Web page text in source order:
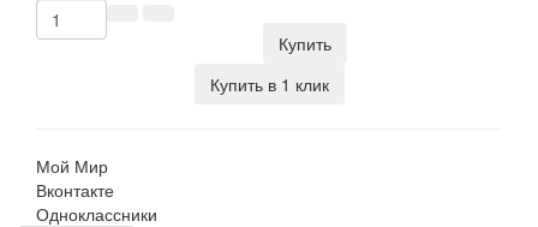
Купить
Купить в 1 клик
Мой Мир
Вконтакте
Одноклассники